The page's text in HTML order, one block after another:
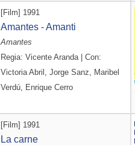
[Film] 1991
Amantes - Amanti
Amantes
Regia: Vicente Aranda | Con:
Victoria Abril, Jorge Sanz, Maribel
Verdú, Enrique Cerro
[Film] 1991
La carne